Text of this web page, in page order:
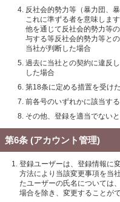
反社会的勢力等（暴力団、
これに準ずる者を意味しま
他を通じて反社会的勢力等
与する等反社会的勢力等と
当社が判断した場合
過去に当社との契約に違反
した場合
第18条に定める措置を受け
前各号のいずれかに該当す
その他、登録を適当でない
第6条 (アカウント管理)
登録ユーザーは、登録情報に
方法により当該変更事項を当
たユーザーの氏名については
場合を除き、変更することが